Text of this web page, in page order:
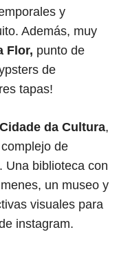
y
Además, muy
Flor, punto de
de
tapas!
Cidade da Cultura,
de
Una biblioteca con
un museo y
visuales para
instagram.